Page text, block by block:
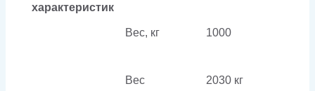
характеристик
Вес, кг 1000
Вес 2030 кг